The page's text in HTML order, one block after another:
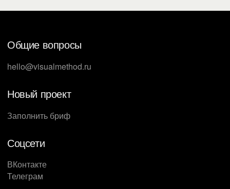
Общие вопросы
hello@visualmethod.ru
Новый проект
Заполнить бриф
Соцсети
ВКонтакте
Телеграм